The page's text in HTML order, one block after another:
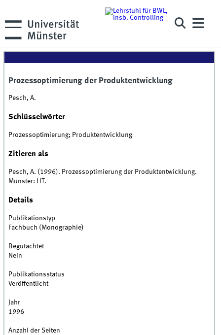
Prozessoptimierung der Produktentwicklung
Pesch, A.
Schlüsselwörter
Prozessoptimierung; Produktentwicklung
Zitieren als
Pesch, A. (1996). Prozessoptimierung der Produktentwicklung.
Münster: LIT.
Details
Publikationstyp
Fachbuch (Monographie)
Begutachtet
Nein
Publikationsstatus
Veröffentlicht
Jahr
1996
Anzahl der Seiten